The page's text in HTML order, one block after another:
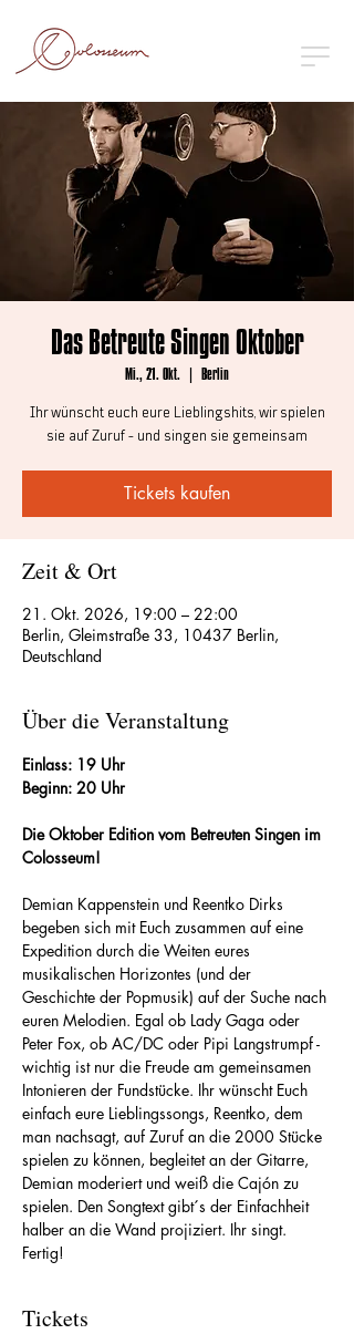
Das Betreute Singen Oktober
Mi., 21. Okt.
  |
Berlin
Ihr wünscht euch eure Lieblingshits, wir spielen
sie auf Zuruf - und singen sie gemeinsam
Tickets kaufen
Zeit & Ort
21. Okt. 2026, 19:00 – 22:00
Berlin, Gleimstraße 33, 10437 Berlin,
Deutschland
Über die Veranstaltung
Einlass: 19 Uhr
Beginn: 20 Uhr
Die Oktober Edition vom Betreuten Singen im
Colosseum!
Demian Kappenstein und Reentko Dirks
begeben sich mit Euch zusammen auf eine
Expedition durch die Weiten eures
musikalischen Horizontes (und der
Geschichte der Popmusik) auf der Suche nach
euren Melodien. Egal ob Lady Gaga oder
Peter Fox, ob AC/DC oder Pipi Langstrumpf -
wichtig ist nur die Freude am gemeinsamen
Intonieren der Fundstücke. Ihr wünscht Euch
einfach eure Lieblingssongs, Reentko, dem
man nachsagt, auf Zuruf an die 2000 Stücke
spielen zu können, begleitet an der Gitarre,
Demian moderiert und weiß die Cajón zu
spielen. Den Songtext gibt´s der Einfachheit
halber an die Wand projiziert. Ihr singt.
Fertig!
Tickets